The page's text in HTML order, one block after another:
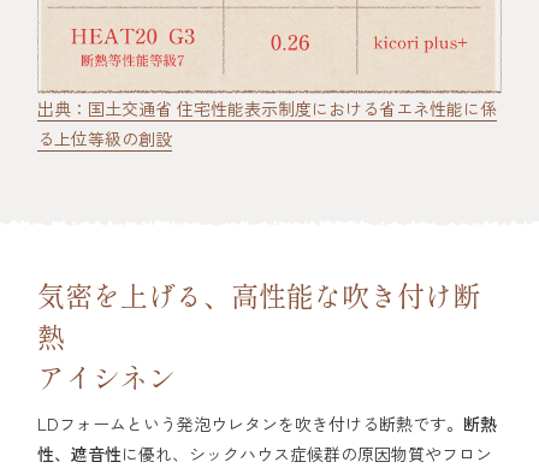
出典：国土交通省 住宅性能表示制度における省エネ性能に係
る上位等級の創設
気密を上げる、高性能な吹き付け断
熱
アイシネン
LDフォームという発泡ウレタンを吹き付ける断熱です。 断熱
性、遮音性に優れ、シックハウス症候群の原因物質やフロン